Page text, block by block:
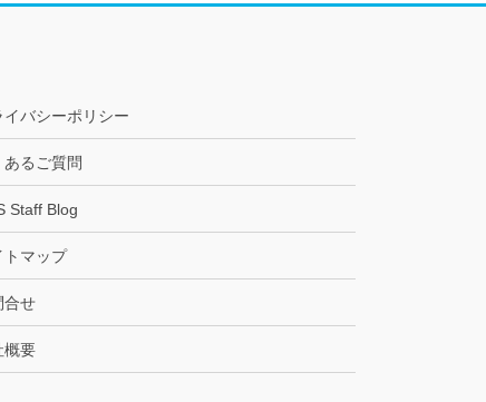
イバシーポリシー
あるご質問
Staff Blog
トマップ
合せ
概要